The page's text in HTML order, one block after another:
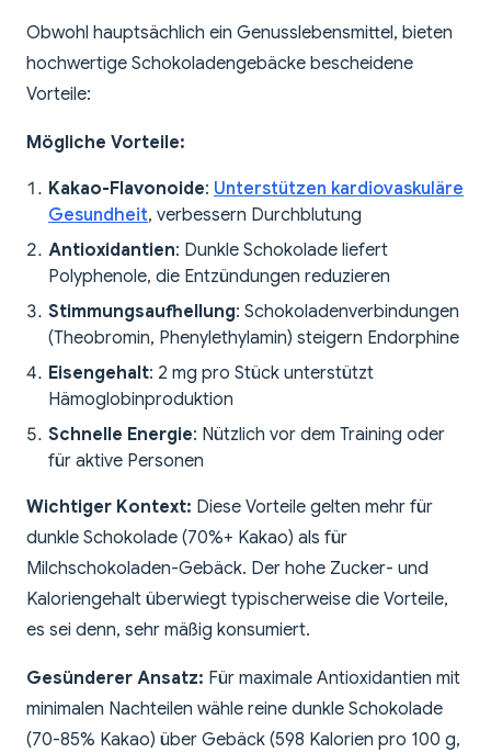
Obwohl hauptsächlich ein Genusslebensmittel, bieten
hochwertige Schokoladengebäcke bescheidene
Vorteile:
Mögliche Vorteile:
Kakao-Flavonoide: Unterstützen kardiovaskuläre
Gesundheit, verbessern Durchblutung
Antioxidantien: Dunkle Schokolade liefert
Polyphenole, die Entzündungen reduzieren
Stimmungsaufhellung: Schokoladenverbindungen
(Theobromin, Phenylethylamin) steigern Endorphine
Eisengehalt: 2 mg pro Stück unterstützt
Hämoglobinproduktion
Schnelle Energie: Nützlich vor dem Training oder
für aktive Personen
Wichtiger Kontext: Diese Vorteile gelten mehr für
dunkle Schokolade (70%+ Kakao) als für
Milchschokoladen-Gebäck. Der hohe Zucker- und
Kaloriengehalt überwiegt typischerweise die Vorteile,
es sei denn, sehr mäßig konsumiert.
Gesünderer Ansatz: Für maximale Antioxidantien mit
minimalen Nachteilen wähle reine dunkle Schokolade
(70-85% Kakao) über Gebäck (598 Kalorien pro 100 g,